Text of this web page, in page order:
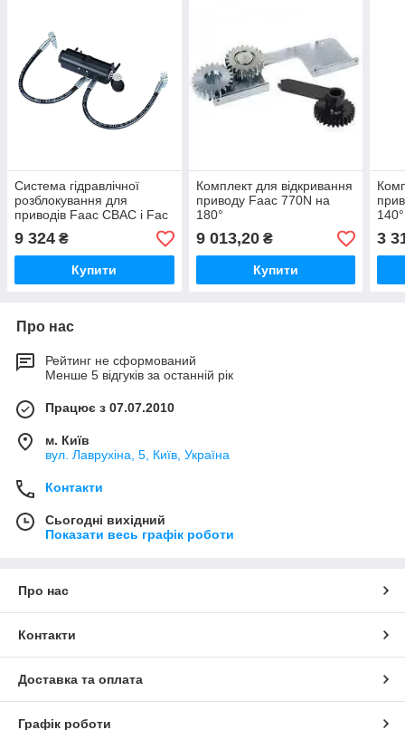
Система гідравлічної
розблокування для
приводів Faac CBAC і Fac
SBW
9 324 ₴
Купити
Комплект для відкривання
приводу Faac 770N на
180°
9 013,20₴
Купити
140°
3
Про нас
Рейтинг не сформований
Менше 5 відгуків за останній рік
Працює з 07.07.2010
м. Київ
вул. Лаврухіна, 5, Київ, Україна
Контакти
Сьогодні вихідний
Показати весь графік роботи
Про нас
Контакти
Доставка та оплата
Графік роботи